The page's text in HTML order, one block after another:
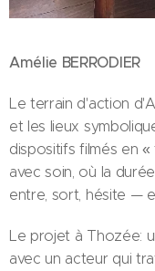
Amélie BERRODIER
Le terrain d'action
et les lieux
dispositifs filmés en
avec soin, où la
entre, sort, hésite —
Le projet à Thozée:
avec un acteur qui